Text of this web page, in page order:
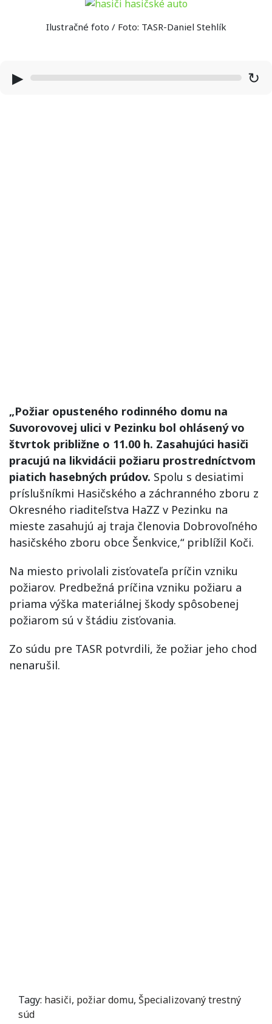
Ilustračné foto / Foto: TASR-Daniel Stehlík
▶ ↻
„Požiar opusteného rodinného domu na
Suvorovovej ulici v Pezinku bol ohlásený vo
štvrtok približne o 11.00 h. Zasahujúci hasiči
pracujú na likvidácii požiaru prostredníctvom
piatich hasebných prúdov. Spolu s desiatimi
príslušníkmi Hasičského a záchranného zboru z
Okresného riaditeľstva HaZZ v Pezinku na
mieste zasahujú aj traja členovia Dobrovoľného
hasičského zboru obce Šenkvice,“ priblížil Koči.
Na miesto privolali zisťovateľa príčin vzniku
požiarov. Predbežná príčina vzniku požiaru a
priama výška materiálnej škody spôsobenej
požiarom sú v štádiu zisťovania.
Zo súdu pre TASR potvrdili, že požiar jeho chod
nenarušil.
Tagy: hasiči, požiar domu, Špecializovaný trestný
súd